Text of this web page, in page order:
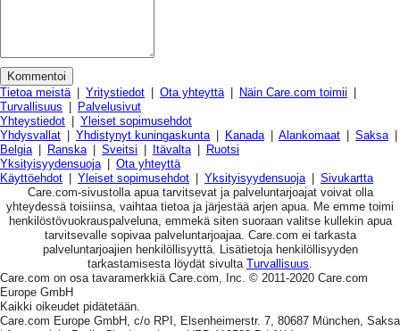
Tietoa meistä | Yritystiedot | Ota yhteyttä | Näin Care.com toimii |
Turvallisuus | Palvelusivut
Yhteystiedot | Yleiset sopimusehdot
Yhdysvallat | Yhdistynyt kuningaskunta | Kanada | Alankomaat | Saksa |
Belgia | Ranska | Sveitsi | Itävalta | Ruotsi
Yksityisyydensuoja | Ota yhteyttä
Käyttöehdot | Yleiset sopimusehdot | Yksityisyydensuoja | Sivukartta
Care.com-sivustolla apua tarvitsevat ja palveluntarjoajat voivat olla
yhteydessä toisiinsa, vaihtaa tietoa ja järjestää arjen apua. Me emme toimi
henkilöstövuokrauspalveluna, emmekä siten suoraan valitse kullekin apua
tarvitsevalle sopivaa palveluntarjoajaa. Care.com ei tarkasta
palveluntarjoajien henkilöllisyyttä. Lisätietoja henkilöllisyyden
tarkastamisesta löydät sivulta Turvallisuus
Care.com on osa tavaramerkkiä Care.com, Inc. © 2011-2020 Care.com
Europe GmbH
Kaikki oikeudet pidätetään.
Care.com Europe GmbH, c/o RPI, Elsenheimerstr. 7, 80687 München, Saksa